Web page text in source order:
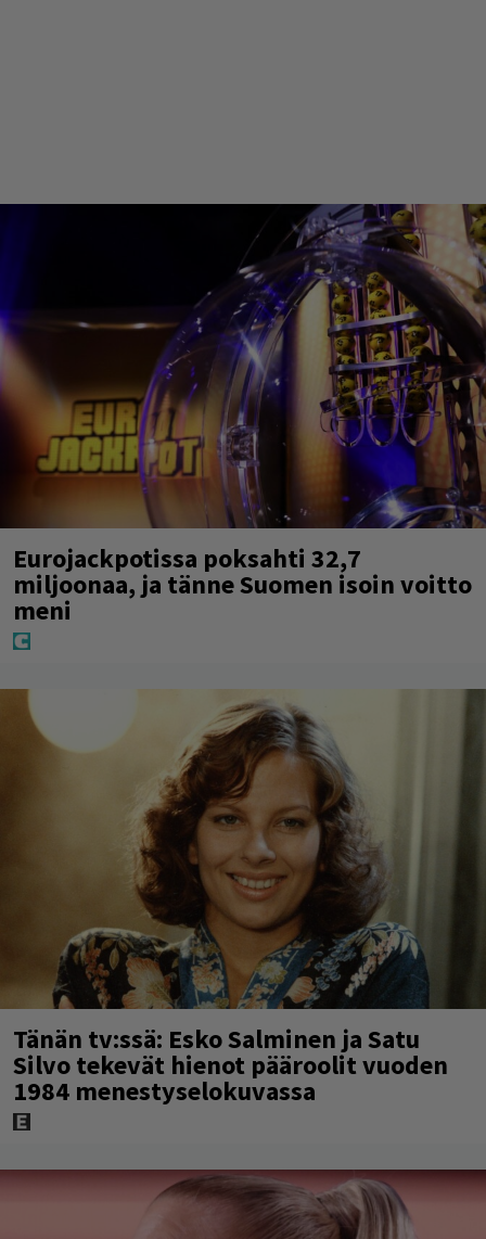
Eurojackpotissa poksahti 32,7
miljoonaa, ja tänne Suomen isoin voitto
meni
Tänän tv:ssä: Esko Salminen ja Satu
Silvo tekevät hienot pääroolit vuoden
1984 menestyselokuvassa